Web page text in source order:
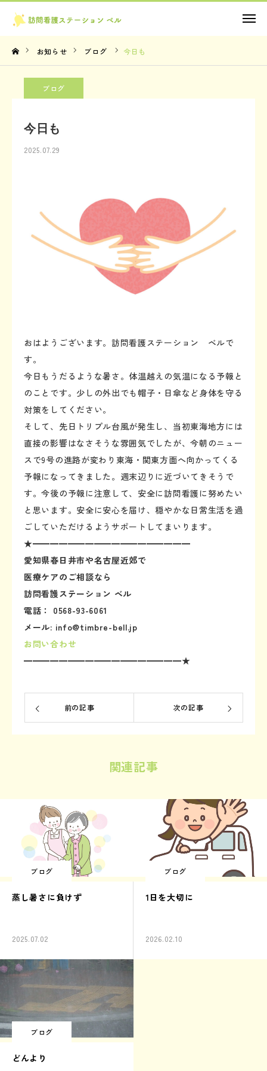
お知らせ ブログ 今日も
ブログ
今日も
2025.07.29
おはようございます。訪問看護ステーション ベルで
す。
今日もうだるような暑さ。体温越えの気温になる予報と
のことです。少しの外出でも帽子・日傘など身体を守る
対策をしてください。
そして、先日トリプル台風が発生し、当初東海地方には
直接の影響はなさそうな雰囲気でしたが、今朝のニュー
スで9号の進路が変わり東海・関東方面へ向かってくる
予報になってきました。週末辺りに近づいてきそうで
す。今後の予報に注意して、安全に訪問看護に努めたい
と思います。安全に安心を届け、穏やかな日常生活を過
ごしていただけるようサポートしてまいります。
★━━━━━━━━━━━━━━━━━━
愛知県春日井市や名古屋近郊で
医療ケアのご相談なら
訪問看護ステーション ベル
電話： 0568-93-6061
メール: info@timbre-bell.jp
お問い合わせ
━━━━━━━━━━━━━━━━━━★
前の記事 次の記事
関連記事
ブログ
蒸し暑さに負けず
2025.07.02
ブログ
1日を大切に
2026.02.10
ブログ
どんより
お問い合わせ
TOP
お問い合わせ